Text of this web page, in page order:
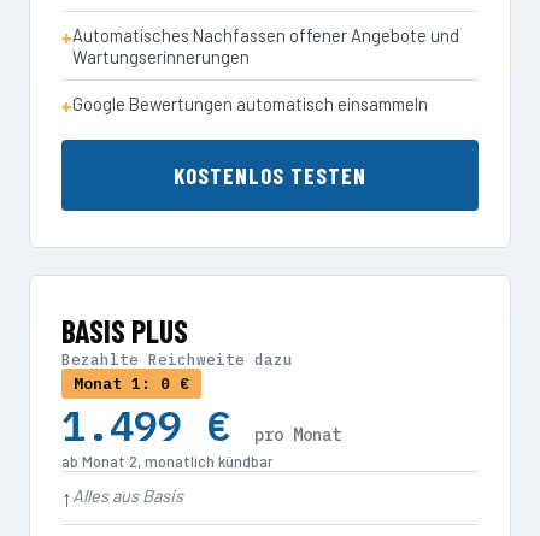
Automatisches Nachfassen offener Angebote und
Wartungserinnerungen
Google Bewertungen automatisch einsammeln
KOSTENLOS TESTEN
BASIS PLUS
Bezahlte Reichweite dazu
Monat 1: 0 €
1.499 € pro Monat
ab Monat 2, monatlich kündbar
Alles aus Basis